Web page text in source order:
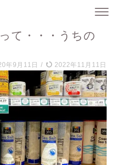
て・・・うちの
年9月11日 / 2022年11月11日